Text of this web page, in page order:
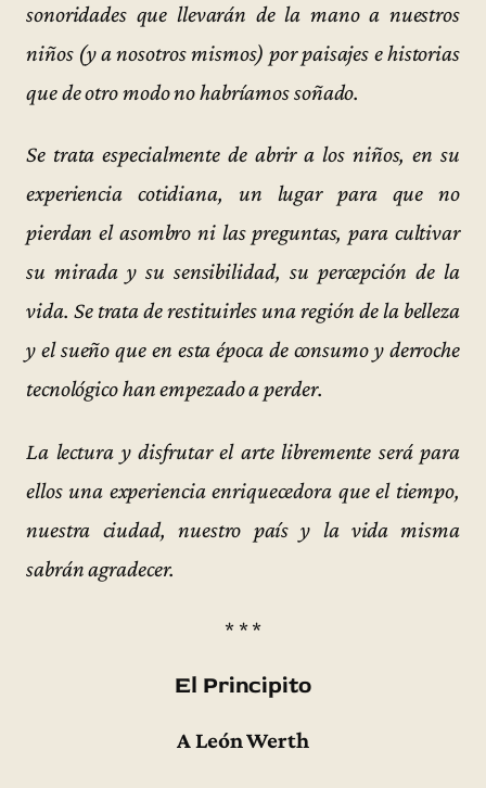
sonoridades que llevarán de la mano a nuestros
niños (y a nosotros mismos) por paisajes e historias
que de otro modo no habríamos soñado.
Se trata especialmente de abrir a los niños, en su
experiencia cotidiana, un lugar para que no
pierdan el asombro ni las preguntas, para cultivar
su mirada y su sensibilidad, su percepción de la
vida. Se trata de restituirles una región de la belleza
y el sueño que en esta época de consumo y derroche
tecnológico han empezado a perder.
La lectura y disfrutar el arte libremente será para
ellos una experiencia enriquecedora que el tiempo,
nuestra ciudad, nuestro país y la vida misma
sabrán agradecer.
* * *
El Principito
A León Werth